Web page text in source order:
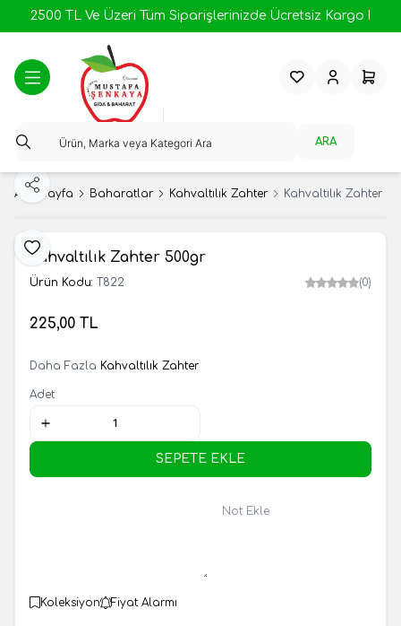
2500 TL Ve Üzeri Tüm Siparişlerinizde Ücretsiz Kargo !
ARA
FavorilerimHesabım
Ana Sayfa Baharatlar Kahvaltılık Zahter Kahvaltılık Zahter
Favoriye Ekle
Paylaş
Kahvaltılık Zahter 500gr
Ürün Kodu: T822 (0)
225,00 TL
Daha Fazla Kahvaltılık Zahter
Adet
SEPETE EKLE
Not Ekle
Koleksiyon Fiyat Alarmı